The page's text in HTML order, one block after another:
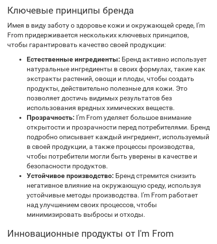
Ключевые принципы бренда
Имея в виду заботу о здоровье кожи и окружающей среде, I'm
From придерживается нескольких ключевых принципов,
чтобы гарантировать качество своей продукции:
Естественные ингредиенты: Бренд активно использует
натуральные ингредиенты в своих формулах, такие как
экстракты растений, овощи и плоды, чтобы создать
продукты, действительно полезные для кожи. Это
позволяет достичь видимых результатов без
использования вредных химических веществ.
Прозрачность: I'm From уделяет большое внимание
открытости и прозрачности перед потребителями. Бренд
подробно описывает каждый ингредиент, используемый
в своей продукции, а также процессы производства,
чтобы потребители могли быть уверены в качестве и
безопасности продуктов.
Устойчивое производство: Бренд стремится снизить
негативное влияние на окружающую среду, используя
устойчивые методы производства. I'm From работает
над улучшением своих процессов, чтобы
минимизировать выбросы и отходы.
Инновационные продукты от I'm From